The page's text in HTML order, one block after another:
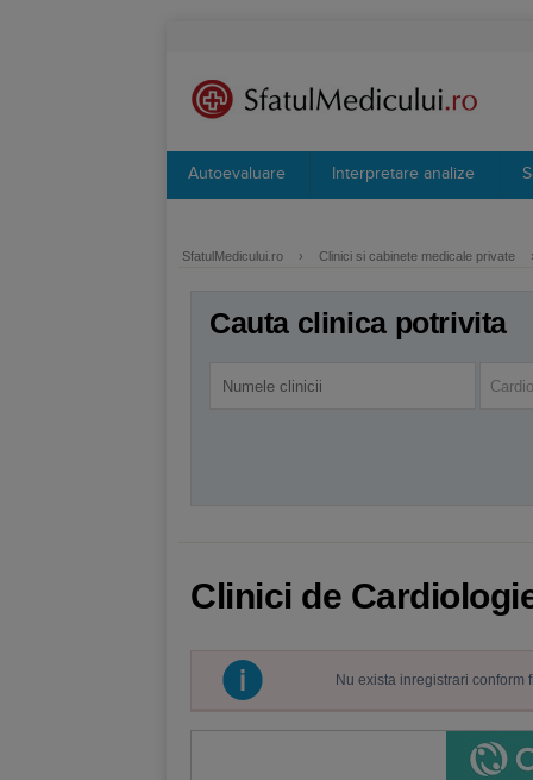
Autoevaluare Interpretare analize
SfatulMedicului.ro › Clinici si cabinete medicale private
Cauta clinica potrivita
Clinici de
Nu exista inregistrari